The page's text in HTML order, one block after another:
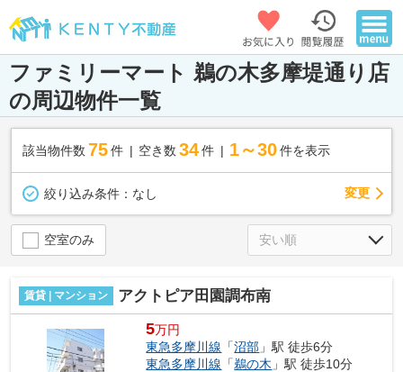
ファミリーマート 鵜の木多摩堤通り店
の周辺物件一覧
該当物件数 75件 空き数 34 件 1～30 件を表示
絞り込み条件： なし 変更
空室のみ
賃貸 | マンション アクトピア田園調布南
5万円
東急多摩川線 「沼部 」駅 徒歩6分
東急多摩川線 「鵜の木 」駅 徒歩10分